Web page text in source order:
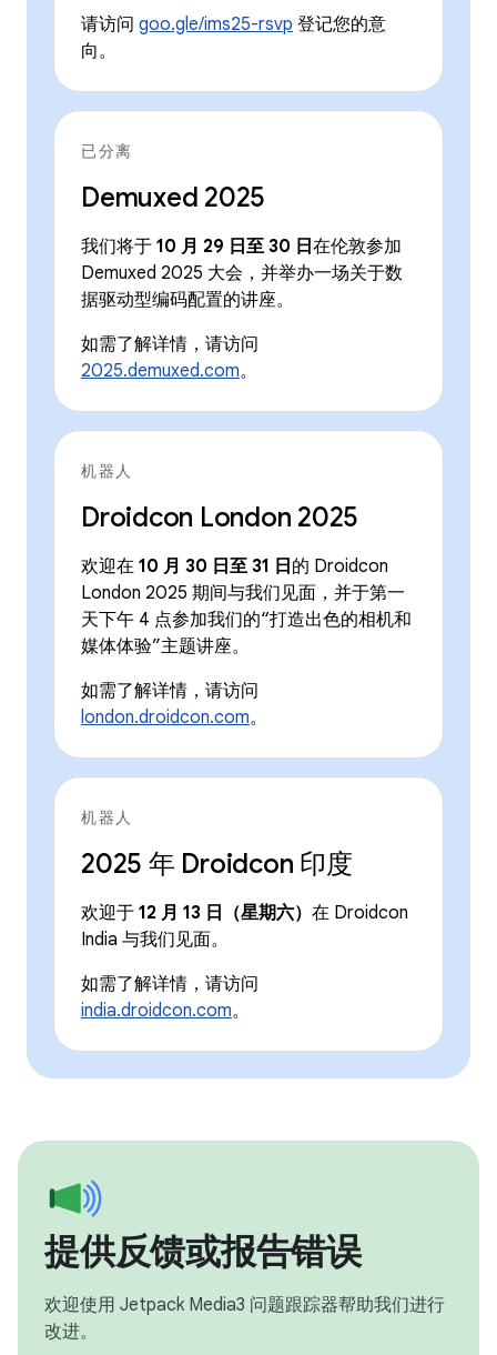
请访问 goo.gle/ims25-rsvp 登记您的意
向。
已分离
Demuxed 2025
我们将于 10 月 29 日至 30 日在伦敦参加
Demuxed 2025 大会，并举办一场关于数
据驱动型编码配置的讲座。
如需了解详情，请访问
2025.demuxed.com。
机器人
Droidcon London 2025
欢迎在 10 月 30 日至 31 日的 Droidcon
London 2025 期间与我们见面，并于第一
天下午 4 点参加我们的“打造出色的相机和
媒体体验”主题讲座。
如需了解详情，请访问
london.droidcon.com。
机器人
2025 年 Droidcon 印度
欢迎于 12 月 13 日（星期六） 在 Droidcon
India 与我们见面。
如需了解详情，请访问
india.droidcon.com。
提供反馈或报告错误
欢迎使用 Jetpack Media3 问题跟踪器帮助我们进行
改进。